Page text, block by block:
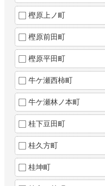
樫原上ノ町
樫原前田町
樫原平田町
牛ケ瀬西柿町
牛ケ瀬林ノ本町
桂下豆田町
桂久方町
桂坤町